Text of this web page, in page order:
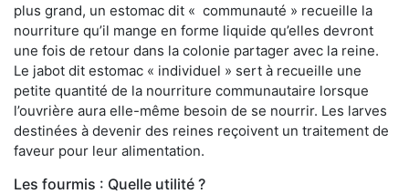
plus grand, un estomac dit « communauté » recueille la
nourriture qu’il mange en forme liquide qu’elles devront
une fois de retour dans la colonie partager avec la reine.
Le jabot dit estomac « individuel » sert à recueille une
petite quantité de la nourriture communautaire lorsque
l’ouvrière aura elle-même besoin de se nourrir. Les larves
destinées à devenir des reines reçoivent un traitement de
faveur pour leur alimentation.
Les fourmis : Quelle utilité ?